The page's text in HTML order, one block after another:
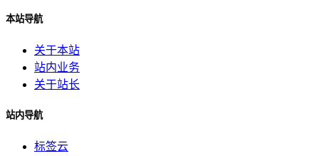
本站导航
关于本站
站内业务
关于站长
站内导航
标签云